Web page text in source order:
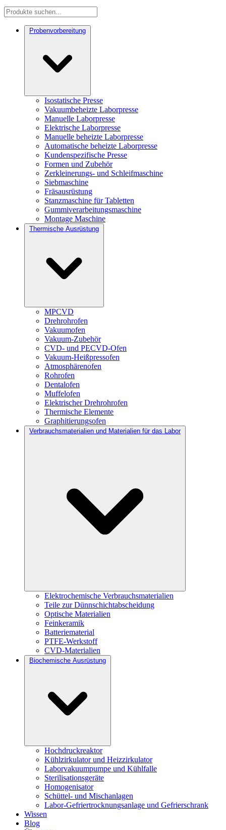
Probenvorbereitung
Isostatische Presse
Vakuumbeheizte Laborpresse
Manuelle Laborpresse
Elektrische Laborpresse
Manuelle beheizte Laborpresse
Automatische beheizte Laborpresse
Kundenspezifische Presse
Formen und Zubehör
Zerkleinerungs- und Schleifmaschine
Siebmaschine
Fräsausrüstung
Stanzmaschine für Tabletten
Gummiverarbeitungsmaschine
Montage Maschine
Thermische Ausrüstung
MPCVD
Drehrohrofen
Vakuumofen
Vakuum-Zubehör
CVD- und PECVD-Ofen
Vakuum-Heißpressofen
Atmosphärenofen
Rohrofen
Dentalofen
Muffelofen
Elektrischer Drehrohrofen
Thermische Elemente
Graphitierungsofen
Verbrauchsmaterialien und Materialien für das Labor
Elektrochemische Verbrauchsmaterialien
Teile zur Dünnschichtabscheidung
Optische Materialien
Feinkeramik
Batteriematerial
PTFE-Werkstoff
CVD-Materialien
Biochemische Ausrüstung
Hochdruckreaktor
Kühlzirkulator und Heizzirkulator
Laborvakuumpumpe und Kühlfalle
Sterilisationsgeräte
Homogenisator
Schüttel- und Mischanlagen
Labor-Gefriertrocknungsanlage und Gefrierschrank
Wissen
Blog